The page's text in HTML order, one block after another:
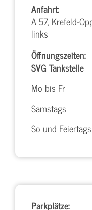
Anfahrt:
A 57, Krefeld-
links
Öffnungszeiten:
SVG Tankstelle
Mo bis Fr
Samstags
So und
Parkplätze: